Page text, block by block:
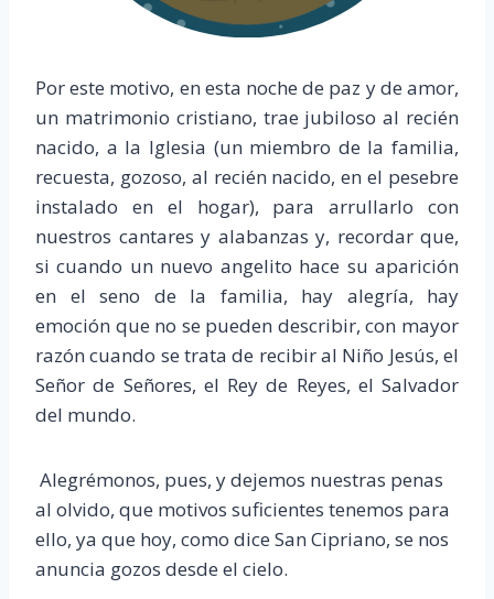
Por este motivo, en esta noche de paz y de amor,
un matrimonio cristiano, trae jubiloso al recién
nacido, a la Iglesia (un miembro de la familia,
recuesta, gozoso, al recién nacido, en el pesebre
instalado en el hogar), para arrullarlo con
nuestros cantares y alabanzas y, recordar que,
si cuando un nuevo angelito hace su aparición
en el seno de la familia, hay alegría, hay
emoción que no se pueden describir, con mayor
razón cuando se trata de recibir al Niño Jesús, el
Señor de Señores, el Rey de Reyes, el Salvador
del mundo.
Alegrémonos, pues, y dejemos nuestras penas
al olvido, que motivos suficientes tenemos para
ello, ya que hoy, como dice San Cipriano, se nos
anuncia gozos desde el cielo.